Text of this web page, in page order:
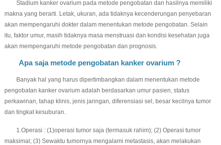
Stadium kanker ovarium pada metode pengobatan dan hasilnya memiliki
makna yang berarti. Letak, ukuran, ada tidaknya kecenderungan penyebaran
akan mempengaruhi dokter dalam menentukan metode pengobatan. Selain
itu, faktor umur, masih tidaknya masa menstruasi dan kondisi kesehatan juga
akan mempengaruhi metode pengobatan dan prognosis.
Apa saja metode pengobatan kanker ovarium ?
Banyak hal yang harus dipertimbangkan dalam menentukan metode
pengobatan kanker ovarium adalah berdasarkan umur pasien, status
perkawinan, tahap klinis, jenis jaringan, diferensiasi sel, besar kecilnya tumor
dan tingkat kesuburan.
1.Operasi : (1)operasi tumor saja (termasuk rahim); (2) Operasi tumor
maksimal; (3) Sewaktu tumornya mengalami metastasis, akan melakukan